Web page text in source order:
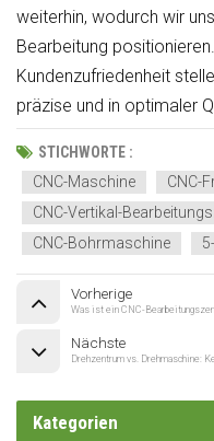
weiterhin, wodurch wir
Bearbeitung
Kundenzufriedenheit
präzise und in optimaler
STICHWORTE :
CNC-Maschine
CNC-
CNC-Vertikal-
CNC-Bohrmaschine
Vorherige
Was ist ein CNC-
Nächste
Drehzentrum vs. Drehmaschine:
Kategorien